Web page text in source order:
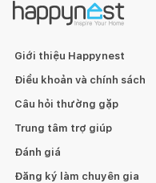
Giới thiệu Happynest
Điều khoản và chính sách
Câu hỏi thường gặp
Trung tâm trợ giúp
Đánh giá
Đăng ký làm chuyên gia